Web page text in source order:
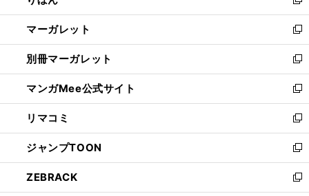
開
く
ウ
で
開
く
ン
ド
ウ
で
開
く
新
し
い
ウ
ィ
ン
ド
ウ
で
開
く
マーガレット
新
し
い
ウ
ィ
ン
ド
ウ
で
開
く
別冊マーガレット
新
し
い
ウ
ィ
ン
ド
ウ
で
開
マンガMee公式サイト
新
し
い
ウ
ィ
ン
ド
ウ
リマコミ
新
し
い
ウ
ィ
ン
ジャンプTOON
新
し
い
ZEBRACK
新